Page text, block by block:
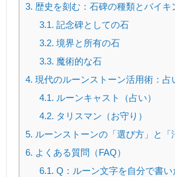
3. 歴史を刻む：石碑の種類とバイキ
3.1. 記念碑としての石
3.2. 境界と所有の石
3.3. 魔術的な石
4. 現代のルーンストーン活用術：占
4.1. ルーンキャスト（占い）
4.2. タリスマン（お守り）
5. ルーンストーンの「選び方」と「
6. よくある質問（FAQ）
6.1. Q：ルーン文字を自分で書